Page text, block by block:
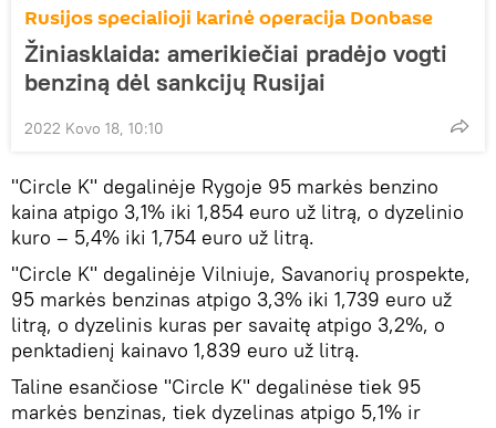
Rusijos specialioji karinė operacija Donbase
Žiniasklaida: amerikiečiai pradėjo vogti
benziną dėl sankcijų Rusijai
2022 Kovo 18, 10:10
"Circle K" degalinėje Rygoje 95 markės benzino
kaina atpigo 3,1% iki 1,854 euro už litrą, o dyzelinio
kuro – 5,4% iki 1,754 euro už litrą.
"Circle K" degalinėje Vilniuje, Savanorių prospekte,
95 markės benzinas atpigo 3,3% iki 1,739 euro už
litrą, o dyzelinis kuras per savaitę atpigo 3,2%, o
penktadienį kainavo 1,839 euro už litrą.
Taline esančiose "Circle K" degalinėse tiek 95
markės benzinas, tiek dyzelinas atpigo 5,1% ir